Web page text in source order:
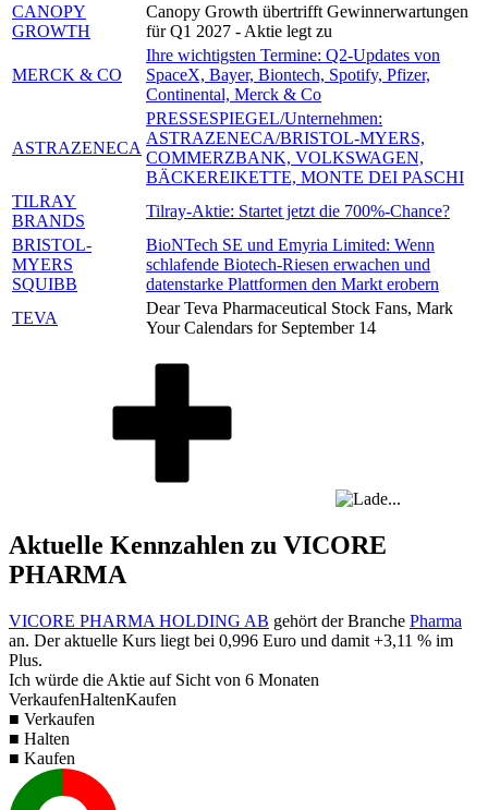
CANOPY
GROWTH
Canopy Growth übertrifft Gewinnerwartungen
für Q1 2027 - Aktie legt zu
MERCK & CO
Ihre wichtigsten Termine: Q2-Updates von
SpaceX, Bayer, Biontech, Spotify, Pfizer,
Continental, Merck & Co
ASTRAZENECA
PRESSESPIEGEL/Unternehmen:
ASTRAZENECA/BRISTOL-MYERS,
COMMERZBANK, VOLKSWAGEN,
BÄCKEREIKETTE, MONTE DEI PASCHI
TILRAY
BRANDS
Tilray-Aktie: Startet jetzt die 700%-Chance?
BRISTOL-
MYERS
SQUIBB
BioNTech SE und Emyria Limited: Wenn
schlafende Biotech-Riesen erwachen und
datenstarke Plattformen den Markt erobern
TEVA
Dear Teva Pharmaceutical Stock Fans, Mark
Your Calendars for September 14
Aktuelle Kennzahlen zu VICORE
PHARMA
VICORE PHARMA HOLDING AB gehört der Branche Pharma
an. Der aktuelle Kurs liegt bei 0,996 Euro und damit +3,11 % im
Plus.
Ich würde die Aktie auf Sicht von 6 Monaten
VerkaufenHaltenKaufen
■ Verkaufen
■ Halten
■ Kaufen